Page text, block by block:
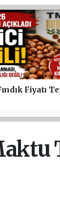
Fiyatı